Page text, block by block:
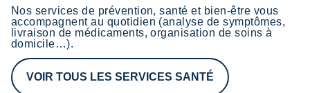
Nos services de prévention, santé et bien-être vous
accompagnent au quotidien (analyse de symptômes,
livraison de médicaments, organisation de soins à
domicile…).
VOIR TOUS LES SERVICES SANTÉ